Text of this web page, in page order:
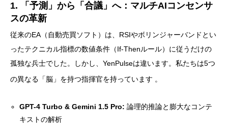
1. 「予測」から「合議」へ：マルチAIコンセンサ
スの革新
従来のEA（自動売買ソフト）は、RSIやボリンジャーバンドとい
ったテクニカル指標の数値条件（If-Thenルール）に従うだけの
孤独な兵士でした。しかし、YenPulseは違います。私たちは5つ
の異なる「脳」を持つ指揮官を持っています 。
GPT-4 Turbo & Gemini 1.5 Pro: 論理的推論と膨大なコンテ
キストの解析